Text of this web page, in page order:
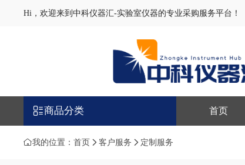
Hi，欢迎来到中科仪器汇-实验室仪器的专业采购服务平台！
商品分类 首页
我的位置：首页 客户服务 定制服务